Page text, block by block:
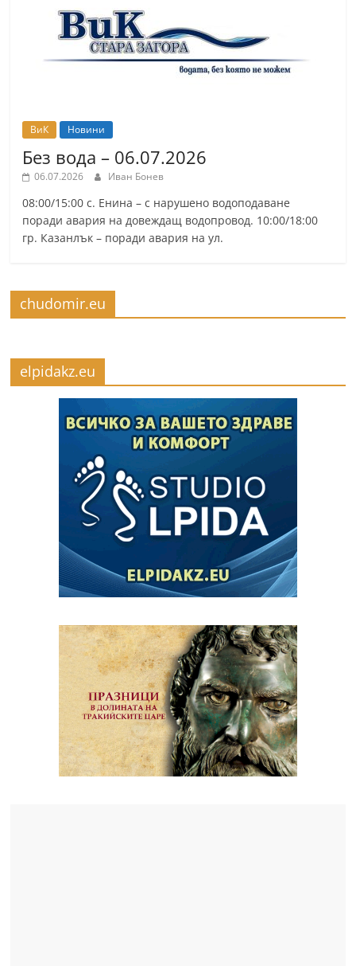
ВиК Новини
Без вода – 06.07.2026
06.07.2026 Иван Бонев
08:00/15:00 с. Енина – с нарушено водоподаване
поради авария на довеждащ водопровод. 10:00/18:00
гр. Казанлък – поради авария на ул.
chudomir.eu
elpidakz.eu